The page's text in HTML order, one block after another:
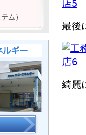
ム）
最後
綺麗